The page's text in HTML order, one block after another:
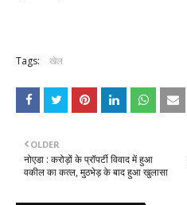
Tags: खेल
OLDER
नोएडा : करोड़ों के प्रॉपर्टी विवाद में हुआ
वकील का कत्ल, मुठभेड़ के बाद हुआ खुलासा